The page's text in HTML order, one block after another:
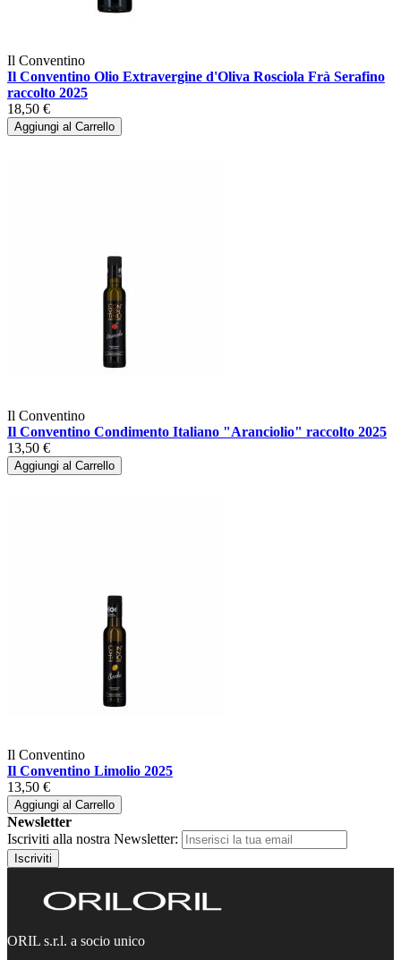
Il Conventino
Il Conventino Olio Extravergine d'Oliva Rosciola Frà Serafino
raccolto 2025
18,50 €
Aggiungi al Carrello
Il Conventino
Il Conventino Condimento Italiano "Aranciolio" raccolto 2025
13,50 €
Aggiungi al Carrello
Il Conventino
Il Conventino Limolio 2025
13,50 €
Aggiungi al Carrello
Newsletter
Iscriviti alla nostra Newsletter:
Iscriviti
ORIL s.r.l. a socio unico